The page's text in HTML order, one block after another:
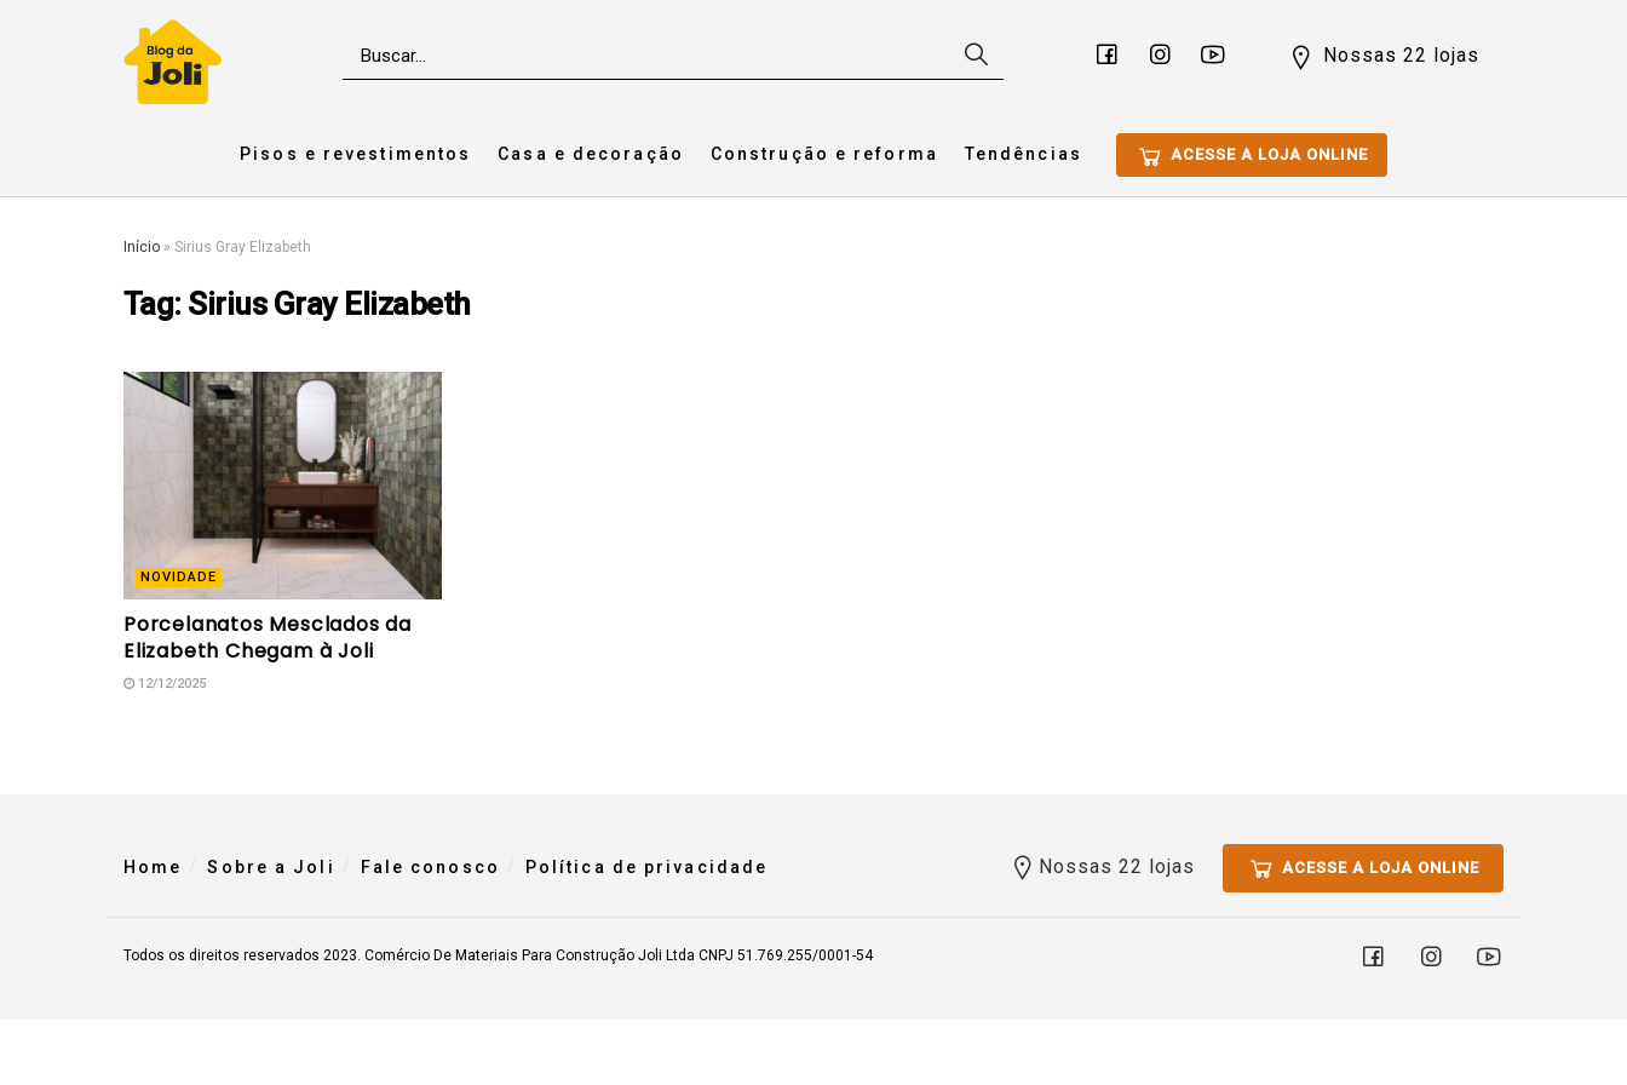
Nossas 22 lojas
Pisos e revestimentos Casa e decoração Construção e reforma Tendências ACESSE A LOJA ONLINE
Início » Sirius Gray Elizabeth
Tag: Sirius Gray Elizabeth
NOVIDADE
Porcelanatos Mesclados da
Elizabeth Chegam à Joli
12/12/2025
Home Sobre a Joli Fale conosco Política de privacidade Nossas 22 lojas ACESSE A LOJA ONLINE
Todos os direitos reservados 2023. Comércio De Materiais Para Construção Joli Ltda CNPJ 51.769.255/0001-54